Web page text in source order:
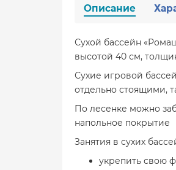
Описание
Сухой бассейн
высотой 40 см,
Сухие игровой
отдельно стоящими,
По лесенке можно
напольное покрытие
Занятия в сухих
укрепить свою